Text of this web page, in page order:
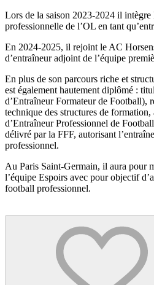
Lors de la saison 2023-2024 il intègre
professionnelle de l’OL en tant
En 2024-2025, il rejoint le AC
d’entraîneur adjoint de l’équipe
En plus de son parcours riche et
est également hautement diplômé :
d’Entraîneur Formateur de Football),
technique des structures de
d’Entraîneur Professionnel de
délivré par la FFF, autorisant
professionnel.
Au Paris Saint-Germain, il aura pour
l’équipe Espoirs avec pour objectif
football professionnel.